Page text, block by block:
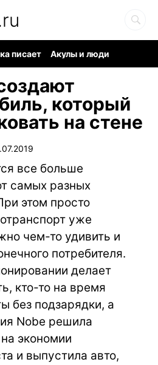
писает
Акулы и люди
который
на стене
все больше
самых разных
этом просто
уже
чем-то удивить и
потребителя.
делает
кто-то на время
без подзарядки, а
Nobe решила
экономии
и выпустила авто,